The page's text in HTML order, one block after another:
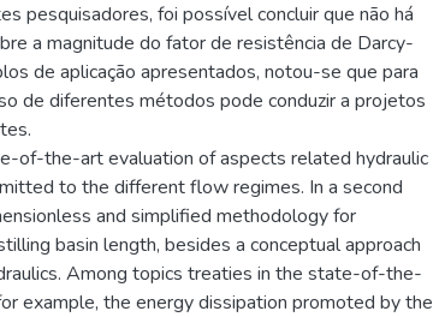
pesquisadores, foi possível concluir que não há
a magnitude do fator de resistência de Darcy-
de aplicação apresentados, notou-se que para
de diferentes métodos pode conduzir a projetos
of-the-art evaluation of aspects related hydraulic
to the different flow regimes. In a second
and simplified methodology for
basin length, besides a conceptual approach
Among topics treaties in the state-of-the-
example, the energy dissipation promoted by the